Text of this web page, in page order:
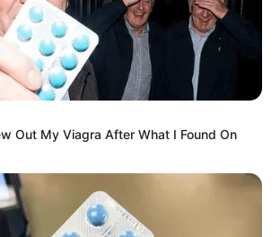
Out My Viagra After What I Found On